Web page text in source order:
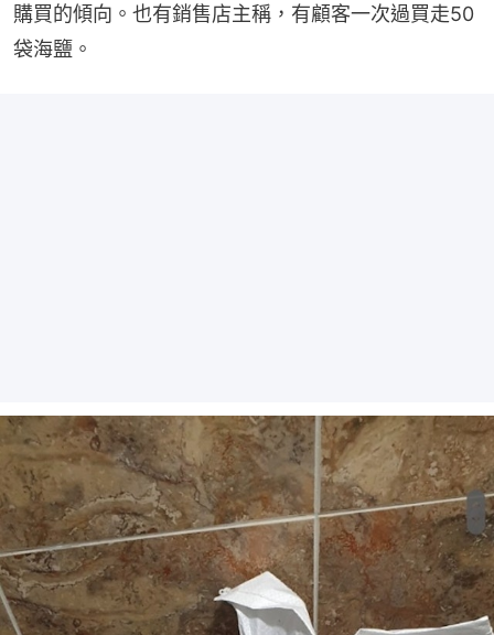
購買的傾向。也有銷售店主稱，有顧客一次過買走50
袋海鹽。